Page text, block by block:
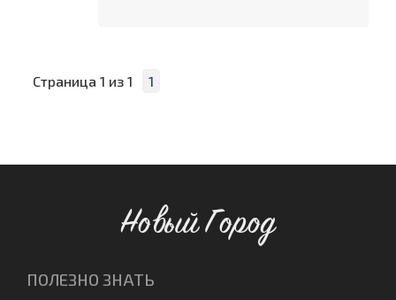
Страница 1 из 1 1
Новый Город
ПОЛЕЗНО ЗНАТЬ